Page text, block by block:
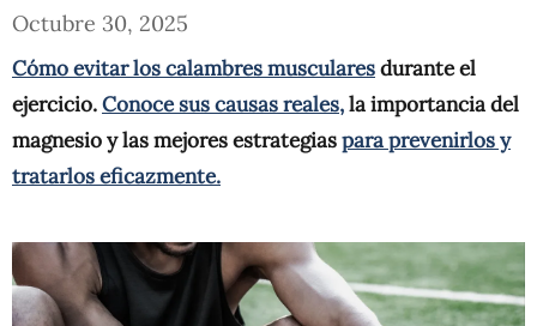
Octubre 30, 2025
Cómo evitar los calambres muscularesdurante el
ejercicio.Conoce sus causas reales,la importancia del
magnesio y las mejores estrategiaspara prevenirlos y
tratarlos eficazmente.